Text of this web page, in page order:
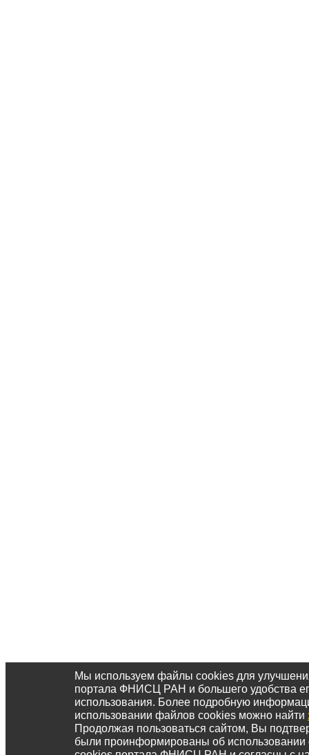
Мы используем файлы cookies для
портала ФНИСЦ РАН и большего удобства
использования. Более подробную
использовании файлов cookies можно найти
Продолжая пользоваться сайтом, Вы
были проинформированы об